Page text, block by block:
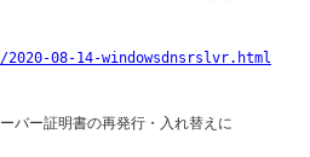
08-14-windowsdnsrslvr.html
バー証明書の再発行・入れ替えに